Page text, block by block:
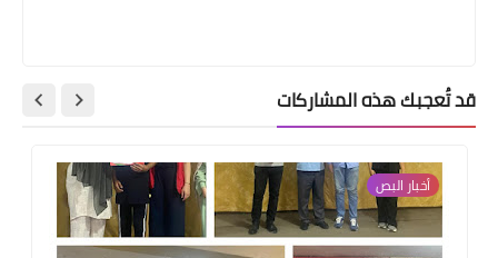
قد تُعجبك هذه المشاركات
أخبار ‏البص